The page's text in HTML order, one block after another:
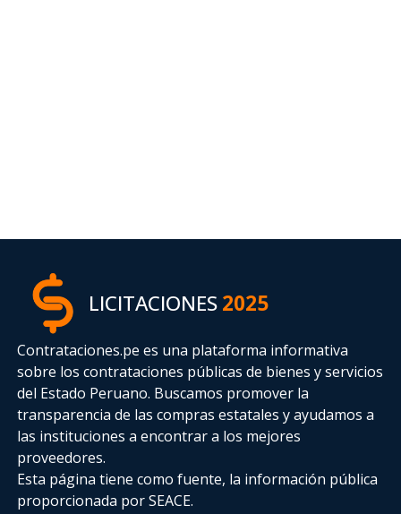
LICITACIONES2025
Contrataciones.pe es una plataforma informativa
sobre los contrataciones públicas de bienes y servicios
del Estado Peruano. Buscamos promover la
transparencia de las compras estatalesy ayudamos a
las instituciones a encontrar a los mejores
proveedores.
Esta página tiene como fuente, la información pública
proporcionada por SEACE.